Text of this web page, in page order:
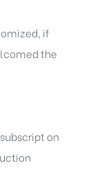
if
the
on